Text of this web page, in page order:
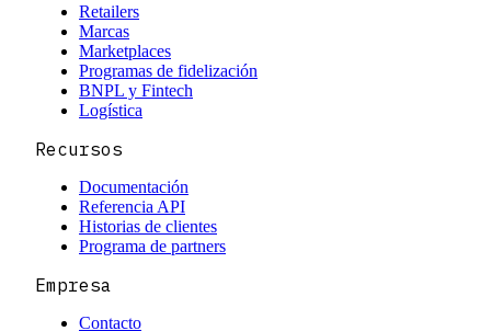
Retailers
Marcas
Marketplaces
Programas de fidelización
BNPL y Fintech
Logística
Recursos
Documentación
Referencia API
Historias de clientes
Programa de partners
Empresa
Contacto